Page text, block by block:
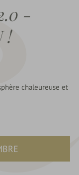
-
!
chaleureuse et